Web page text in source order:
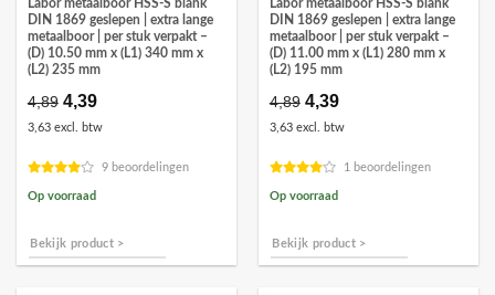
Labor metaalboor HSS-S blank
DIN 1869 geslepen | extra lange
metaalboor | per stuk verpakt –
(D) 10.50 mm x (L1) 340 mm x
(L2) 235 mm
4,89 Oorspronkelijke
prijs
was:
4,39Huidige
is:
3,63 excl. btw
9 beoordelingen
Op voorraad
Bekijk product >
Labor metaalboor HSS-S blank
DIN 1869 geslepen | extra lange
metaalboor | per stuk verpakt –
(D) 11.00 mm x (L1) 280 mm x
(L2) 195 mm
4,89 Oorspronkelijke
prijs
was:
4,39Huidige
is:
3,63 excl. btw
1 beoordelingen
Op voorraad
Bekijk product >